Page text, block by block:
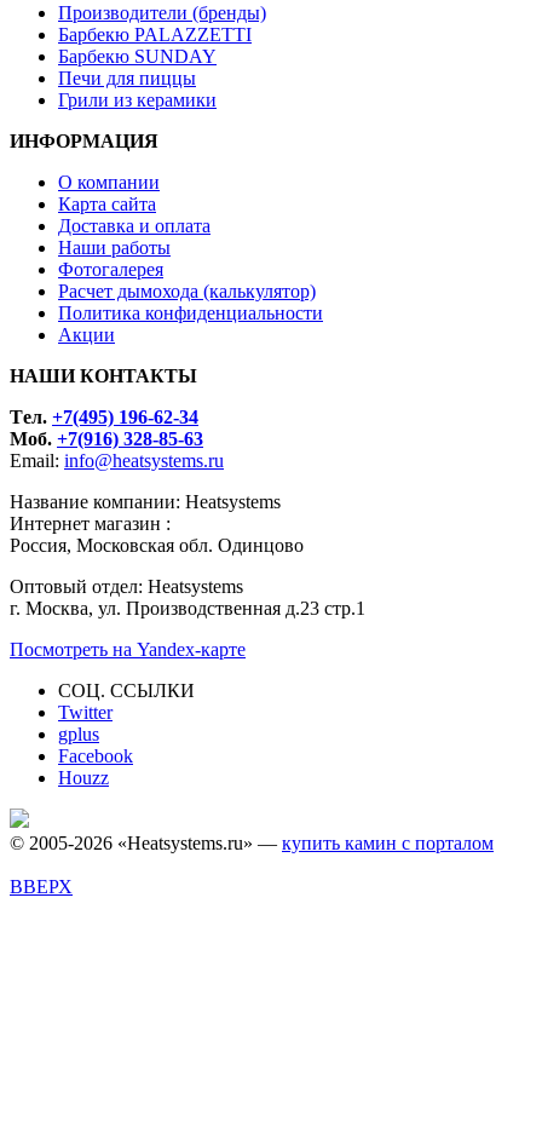
Производители (бренды)
Барбекю PALAZZETTI
Барбекю SUNDAY
Печи для пиццы
Грили из керамики
ИНФОРМАЦИЯ
О компании
Карта сайта
Доставка и оплата
Наши работы
Фотогалерея
Расчет дымохода (калькулятор)
Политика конфиденциальности
Акции
НАШИ КОНТАКТЫ
Tел. +7(495) 196-62-34
Моб. +7(916) 328-85-63
Email: info@heatsystems.ru
Название компании: Heatsystems
Интернет магазин :
Россия, Московская обл. Одинцово
Оптовый отдел: Heatsystems
г. Москва, ул. Производственная д.23 стр.1
Посмотреть на Yandex-карте
СОЦ. ССЫЛКИ
Twitter
gplus
Facebook
Houzz
© 2005-2026 «Heatsystems.ru» — купить камин с порталом
ВВЕРХ